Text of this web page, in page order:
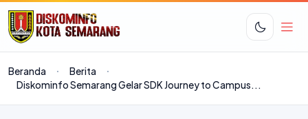
Beranda
Berita
Diskominfo Semarang Gelar SDK Journey to Campus...